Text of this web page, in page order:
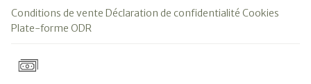
Conditions de vente Déclaration de confidentialité Cookies
Plate-forme ODR